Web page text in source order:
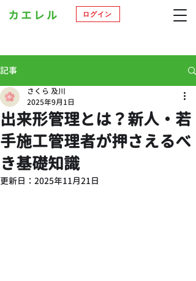
ログイン
記事
出来形管理とは？新人・若
手施工管理者が押さえるべ
き基礎知識
さくら 及川
2025年9月1日
更新日： 2025年11月21日